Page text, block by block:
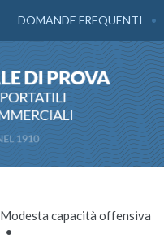
DOMANDE FREQUENTI
Modesta capacità offensiva